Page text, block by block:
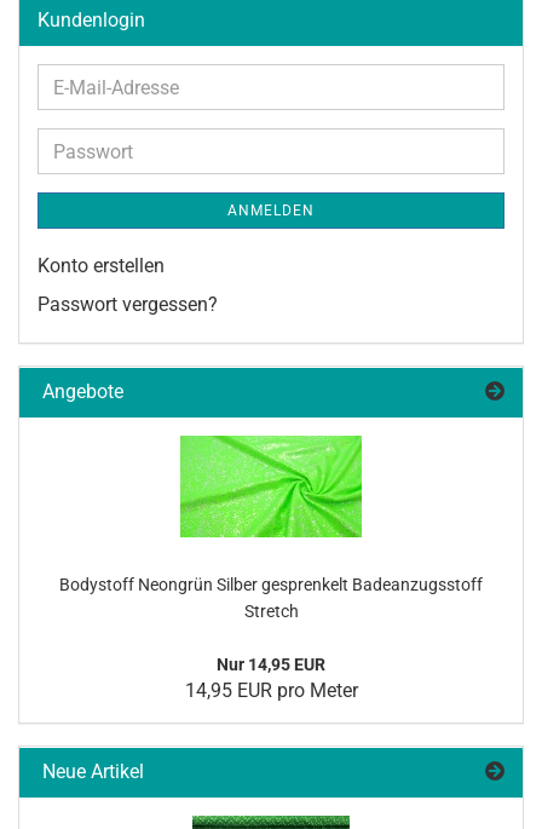
Kundenlogin
E-
Mail-
Adresse
Passwort
ANMELDEN
Konto erstellen
Passwort vergessen?
Angebote
Bo­dy­stoff Ne­on­grün Sil­ber ge­spren­kelt Ba­de­an­zugs­stoff
Stretch
Nur 14,95 EUR
14,95 EUR pro Meter
Neue Artikel